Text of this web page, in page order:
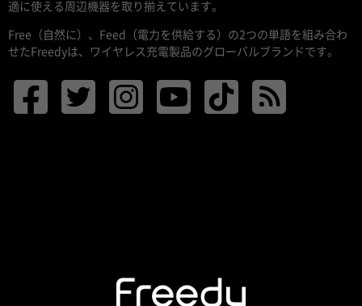
適に使える周辺機器を取り揃えています。
Free（自然に）、Feed（電力を供給する）の2つの単語を組み合わ
せたFreedyは、ワイヤレス充電製品のグローバルブランドです。